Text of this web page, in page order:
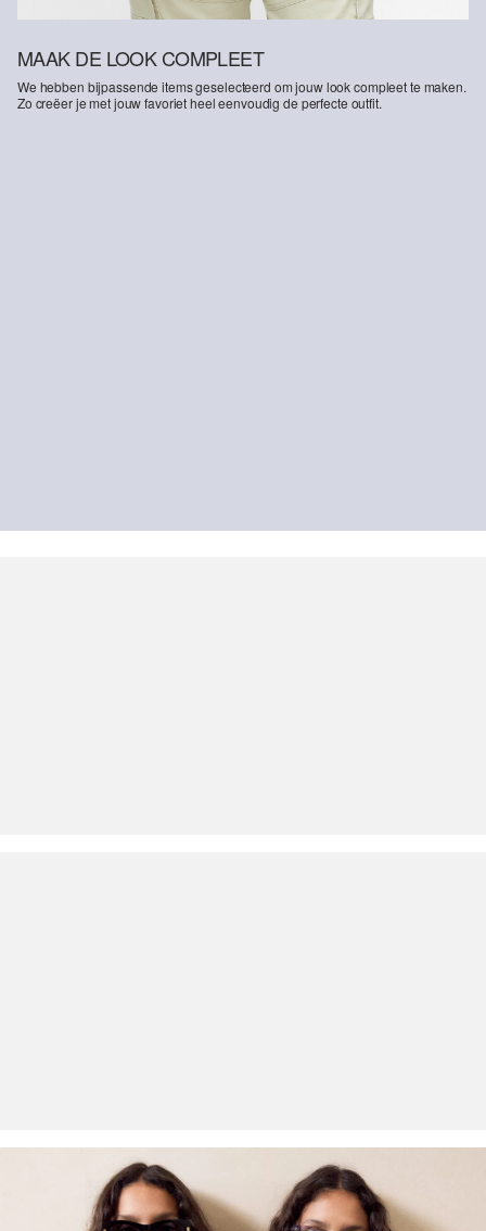
MAAK DE LOOK COMPLEET
We hebben bijpassende items geselecteerd om jouw look compleet te maken.
Zo creëer je met jouw favoriet heel eenvoudig de perfecte outfit.